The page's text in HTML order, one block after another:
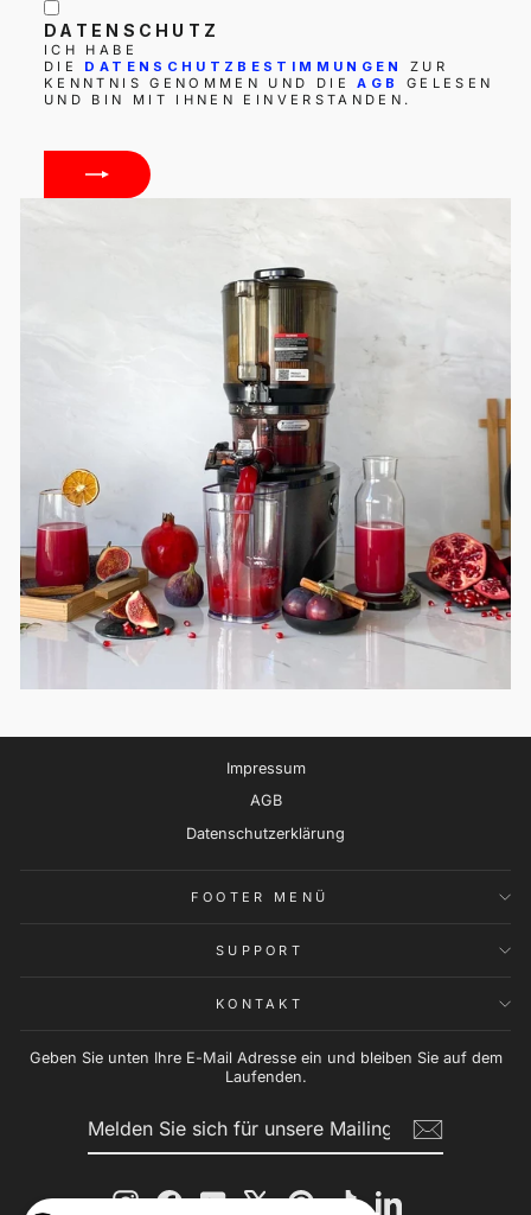
UNSERE
MAILINGLISTE
AN
DATENSCHUTZ
ICH HABE
DIE DATENSCHUTZBESTIMMUNGEN
ZUR
KENNTNIS GENOMMEN UND DIEAGB
GELESEN
UND BIN MIT IHNEN EINVERSTANDEN.
Impressum
AGB
Datenschutzerklärung
FOOTER MENÜ
SUPPORT
KONTAKT
Geben Sie unten Ihre E-Mail Adresse ein und bleiben Sie auf dem
Laufenden.
MAILINGLISTE
AN
InstagramFacebookYouTube
X PinterestTikTokLinkedIn